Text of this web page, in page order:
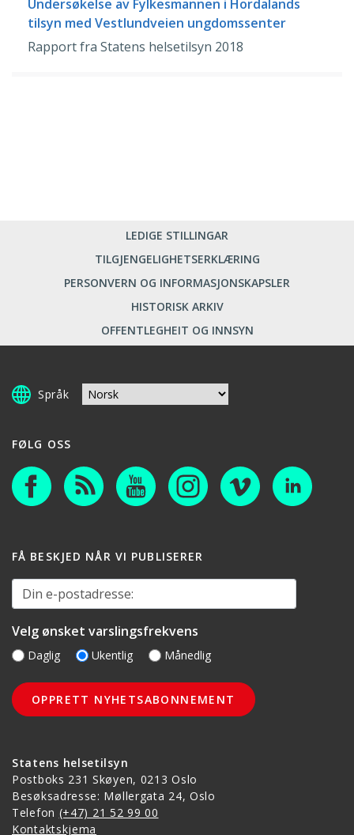
Undersøkelse av Fylkesmannen i Hordalands
tilsyn med Vestlundveien ungdomssenter
Rapport fra Statens helsetilsyn 2018
LEDIGE STILLINGAR
TILGJENGELIGHETSERKLÆRING
PERSONVERN OG INFORMASJONSKAPSLER
HISTORISK ARKIV
OFFENTLEGHEIT OG INNSYN
Språk
Statens helsetilsyn
Postboks 231 Skøyen, 0213 Oslo
Besøksadresse: Møllergata 24, Oslo
Telefon (+47) 21 52 99 00
Kontaktskjema
FØLG OSS
FÅ BESKJED NÅR VI PUBLISERER
Din e-postadresse:
Velg ønsket varslingsfrekvens
Daglig Ukentlig Månedlig